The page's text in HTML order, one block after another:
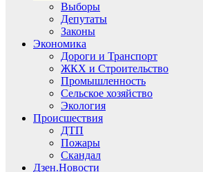
Выборы
Депутаты
Законы
Экономика
Дороги и Транспорт
ЖКХ и Строительство
Промышленность
Сельское хозяйство
Экология
Происшествия
ДТП
Пожары
Скандал
Дзен.Новости